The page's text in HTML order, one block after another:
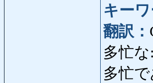
キーワ
翻訳：
多忙
多忙